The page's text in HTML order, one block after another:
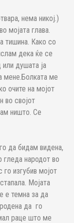
нема никој.)
мојата глава.
тишина. Како со
дека ќе се
душата ја
мене.Болката ме
очите на мојот
во својот
ништо. Се
да бидам видена,
народот во
изгубив мојот
Мојата
е темна за да
да го
раце што ме